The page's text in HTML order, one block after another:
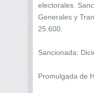
electorales.
Generales y
25.600.
Sancionada:
Promulgada de